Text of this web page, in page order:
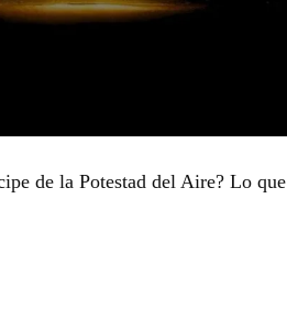
de la Potestad del Aire? Lo que